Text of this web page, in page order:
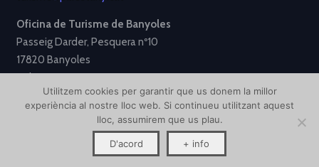
Oficina de Turisme de Banyoles
Passeig Darder, Pesquera nº10
17820 Banyoles
Tel.972 58 34 70
turisme@ajbanyoles.org
[Política de Privacitat][Política de Cookies]
Disseny i desenvolupament perCreative Corner
Utilitzem cookies per garantir que us donem la millor
experiència al nostre lloc web. Si continueu utilitzant aquest
lloc, assumirem que us plau.
D'acord + info